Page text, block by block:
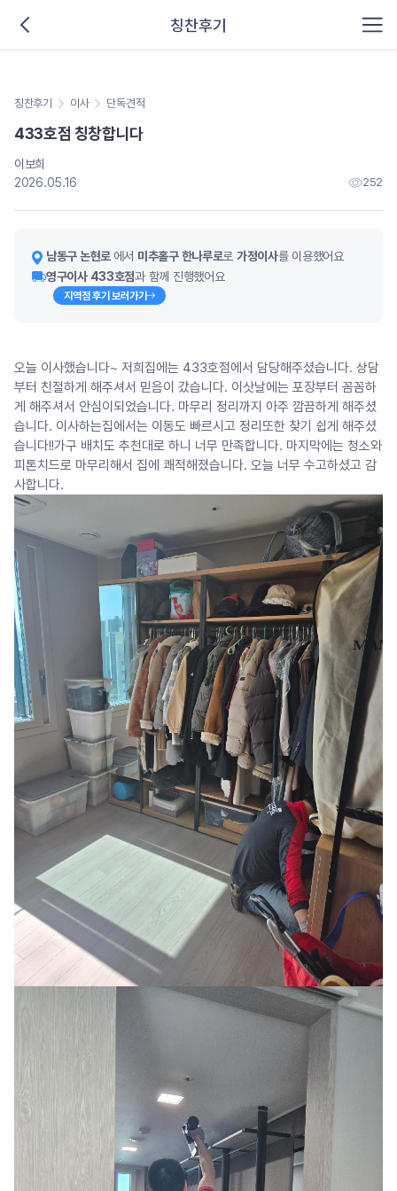
칭찬후기
칭찬후기 이사 단독견적
433호점 칭창합니다
이보희
2026.05.16
252
남동구 논현로 에서 미추홀구 한나루로로 가정이사를 이용했어요
영구이사 433호점과 함께 진행했어요
지역점 후기 보러가기
오늘 이사했습니다~ 저희집에는 433호점에서 담당해주셨습니다. 상담
부터 친절하게 해주셔서 믿음이 갔습니다. 이삿날에는 포장부터 꼼꼼하
게 해주셔서 안심이되었습니다. 마무리 정리까지 아주 깜끔하게 해주셨
습니다. 이사하는집에서는 이동도 빠르시고 정리또한 찾기 쉽게 해주셨
습니다!!가구 배치도 추천대로 하니 너무 만족합니다. 마지막에는 청소와
피톤치드로 마무리해서 집에 쾌적해졌습니다. 오늘 너무 수고하셨고 감
사합니다.